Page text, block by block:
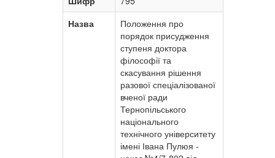
Назва
Положення про
порядок присудження
ступеня доктора
філософії та
скасування рішення
разової спеціалізованої
вченої ради
Тернопільського
національного
технічного університету
імені Івана Пулюя -